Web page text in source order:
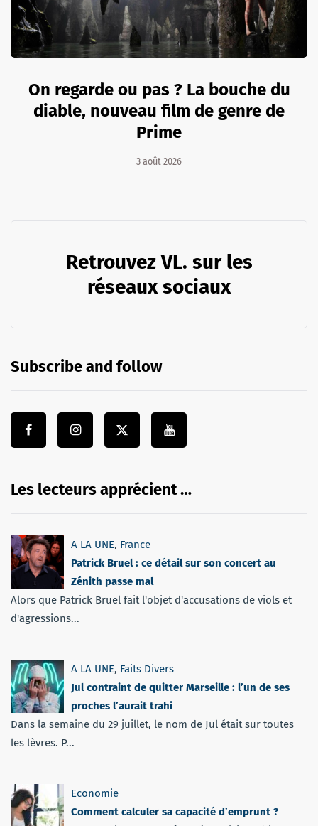
On regarde ou pas ? La bouche du
diable, nouveau film de genre de
Prime
3 août 2026
Retrouvez VL. sur les
réseaux sociaux
Subscribe and follow
Les lecteurs apprécient …
A LA UNE, France
Patrick Bruel : ce détail sur son concert au
Zénith passe mal
Alors que Patrick Bruel fait l'objet d'accusations de viols et
d'agressions...
A LA UNE, Faits Divers
Jul contraint de quitter Marseille : l’un de ses
proches l’aurait trahi
Dans la semaine du 29 juillet, le nom de Jul était sur toutes
les lèvres. P...
Economie
Comment calculer sa capacité d’emprunt ?